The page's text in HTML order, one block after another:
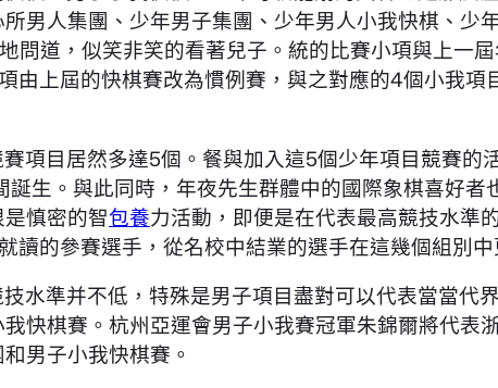
男人集團、少年男子集團、少年男人小我快棋、少
問道，似笑非笑的看著兒子。統的比賽小項與上一
上屆的快棋賽改為慣例賽，與之對應的4個小我項
項目居然多達5個。餐與加入這5個少年項目競賽的
誕生。與此同時，年夜先生群體中的國際象棋喜好者
慎密的智包養力活動，即便是在代表最高競技水準
的參賽選手，從名校中結業的選手在這幾個組別
水準并不低，特殊是男子項目盡對可以代表當當代
快棋賽。杭州亞運會男子小我賽冠軍朱錦爾將代表
男子小我快棋賽。